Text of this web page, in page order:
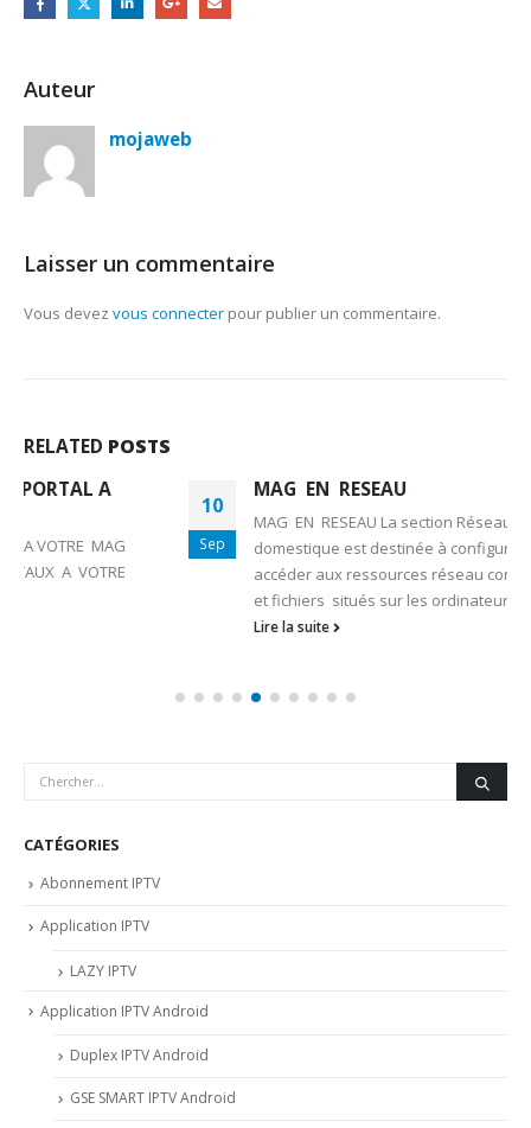
Auteur
mojaweb
Laisser un commentaire
Vous devez vous connecter pour publier un commentaire.
RELATED POSTS
10
Sep
MAG EN RESEAU
MAG EN RESEAU La section Réseau du média
domestique est destinée à configurer les connexions et à
accéder aux ressources réseau connectées ( répertoires
et fichiers situés sur les ordinateurs du...
CATÉGORIES
Abonnement IPTV
Application IPTV
LAZY IPTV
Application IPTV Android
Duplex IPTV Android
GSE SMART IPTV Android